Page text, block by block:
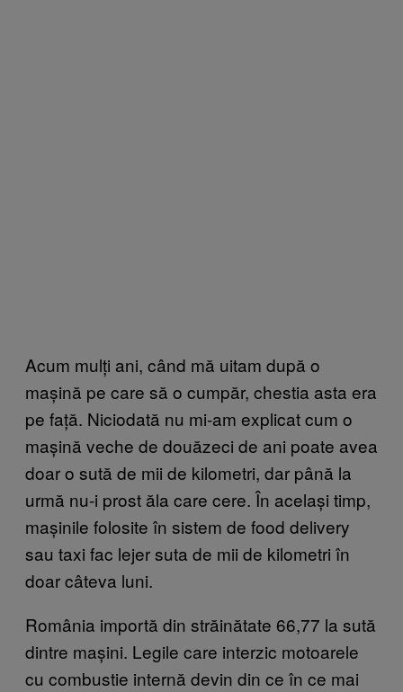
Acum mulți ani, când mă uitam după o
mașină pe care să o cumpăr, chestia asta era
pe față. Niciodată nu mi-am explicat cum o
mașină veche de douăzeci de ani poate avea
doar o sută de mii de kilometri, dar până la
urmă nu-i prost ăla care cere. În același timp,
mașinile folosite în sistem de food delivery
sau taxi fac lejer suta de mii de kilometri în
doar câteva luni.
România importă din străinătate 66,77 la sută
dintre mașini. Legile care interzic motoarele
cu combustie internă devin din ce în ce mai